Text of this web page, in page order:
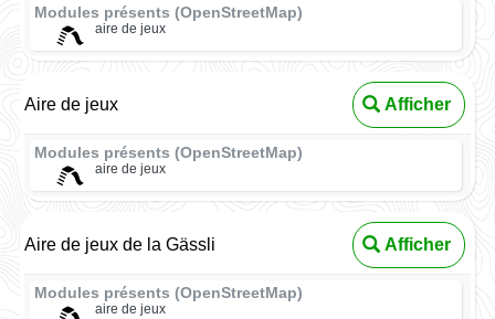
Modules présents (OpenStreetMap)
aire de jeux
Aire de jeux Afficher
Modules présents (OpenStreetMap)
aire de jeux
Aire de jeux de la Gässli Afficher
Modules présents (OpenStreetMap)
aire de jeux